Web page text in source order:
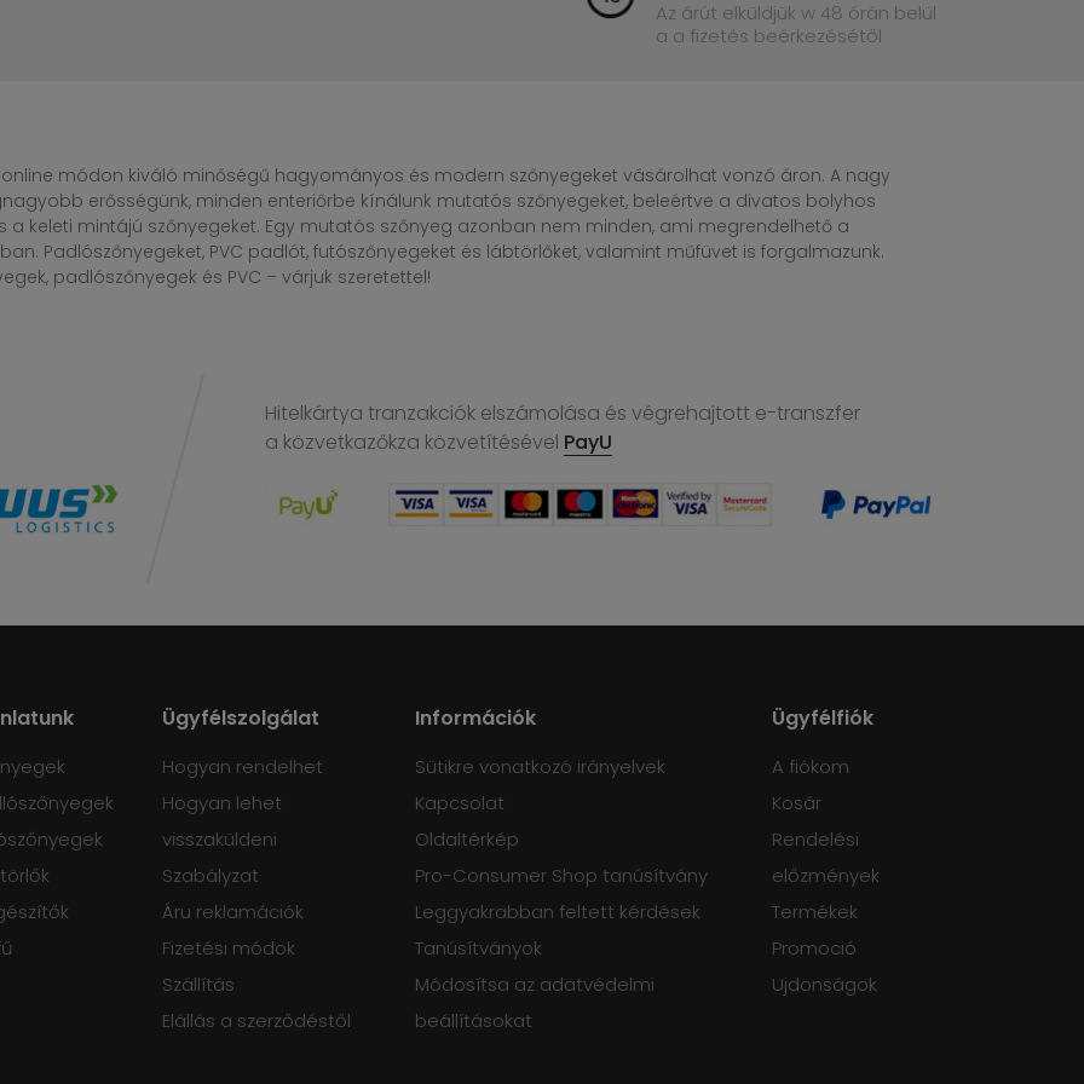
Az árút elküldjük w 48 órán belül
a a fizetés beérkezésétől
online módon kiváló minőségű hagyományos és modern szőnyegeket vásárolhat vonzó áron. A nagy
erősségünk, minden enteriőrbe kínálunk mutatós szőnyegeket, beleértve a divatos bolyhos
a keleti mintájú szőnyegeket. Egy mutatós szőnyeg azonban nem minden, ami megrendelhető a
Padlószőnyegeket, PVC padlót, futószőnyegeket és lábtörlőket, valamint műfüvet is forgalmazunk.
padlószőnyegek és PVC – várjuk szeretettel!
Hitelkártya tranzakciók elszámolása és végrehajtott e-transzfer
a közvetkazőkza közvetítésével PayU
Ügyfélszolgálat
Hogyan rendelhet
Hogyan lehet
visszaküldeni
Szabályzat
Áru reklamációk
Fizetési módok
Szállítás
Elállás a szerződéstől
Információk
Sütikre vonatkozó irányelvek
Kapcsolat
Oldaltérkép
Pro-Consumer Shop tanúsítvány
Leggyakrabban feltett kérdések
Tanúsítványok
Módosítsa az adatvédelmi
beállításokat
Ügyfélfiók
A fiókom
Kosár
Rendelési
előzmények
Termékek
Promoció
Ujdonságok